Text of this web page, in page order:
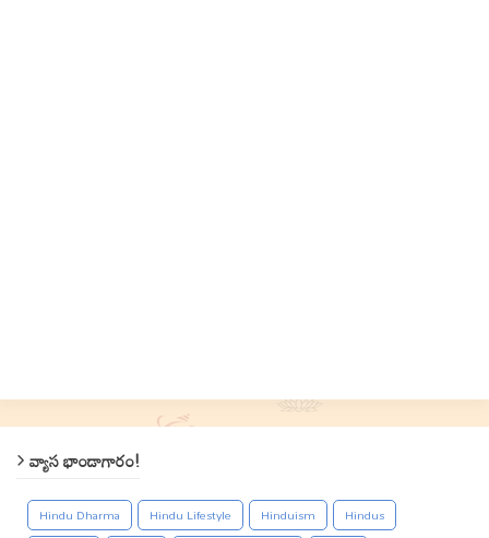
వ్యాస భాండాగారం!
Hindu Dharma Hindu Lifestyle Hinduism
Hindus